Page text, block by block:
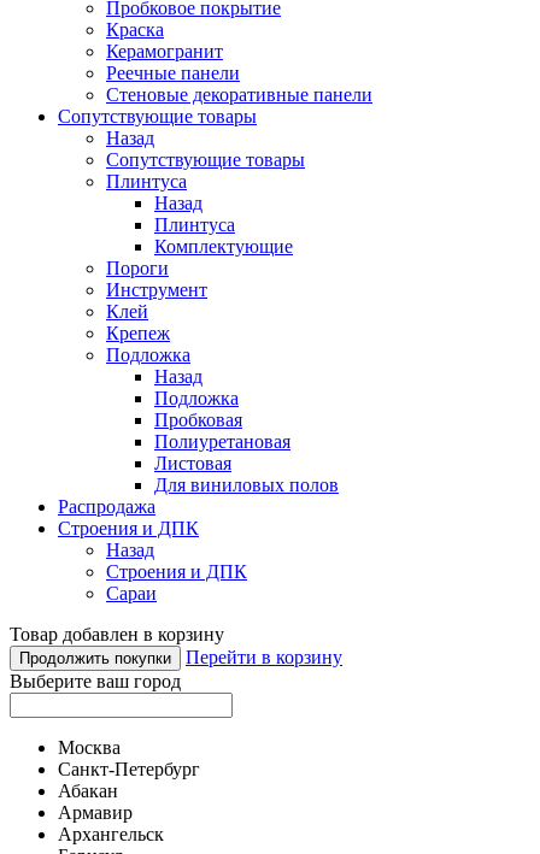
Пробковое покрытие
Краска
Керамогранит
Реечные панели
Стеновые декоративные панели
Сопутствующие товары
Назад
Сопутствующие товары
Плинтуса
Назад
Плинтуса
Комплектующие
Пороги
Инструмент
Клей
Крепеж
Подложка
Назад
Подложка
Пробковая
Полиуретановая
Листовая
Для виниловых полов
Распродажа
Строения и ДПК
Назад
Строения и ДПК
Сараи
Товар добавлен в корзину
Продолжить покупки
Перейти в корзину
Выберите ваш город
Москва
Санкт-Петербург
Абакан
Армавир
Архангельск